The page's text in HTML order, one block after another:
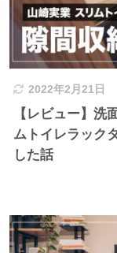
2022年2月21日
【レビュー】洗
ムトイレラック
した話